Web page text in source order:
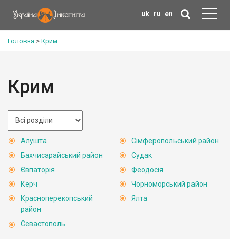
uk ru en
Головна > Крим
Крим
Алушта
Бахчисарайський район
Євпаторія
Керч
Красноперекопський
район
Севастополь
Сімферопольський район
Судак
Феодосія
Чорноморський район
Ялта